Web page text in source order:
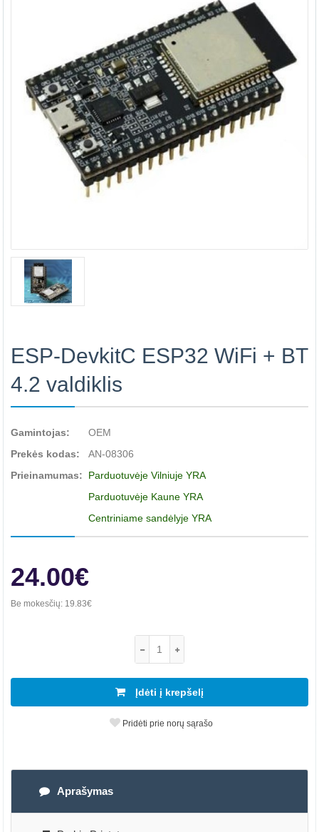
ESP-DevkitC ESP32 WiFi + BT
4.2 valdiklis
Gamintojas:
OEM
Prekės kodas:
AN-08306
Prieinamumas:
Parduotuvėje Vilniuje YRA
Parduotuvėje Kaune YRA
Centriniame sandėlyje YRA
24.00€
Be mokesčių: 19.83€
Įdėti į krepšelį
Pridėti prie norų sąrašo
Aprašymas